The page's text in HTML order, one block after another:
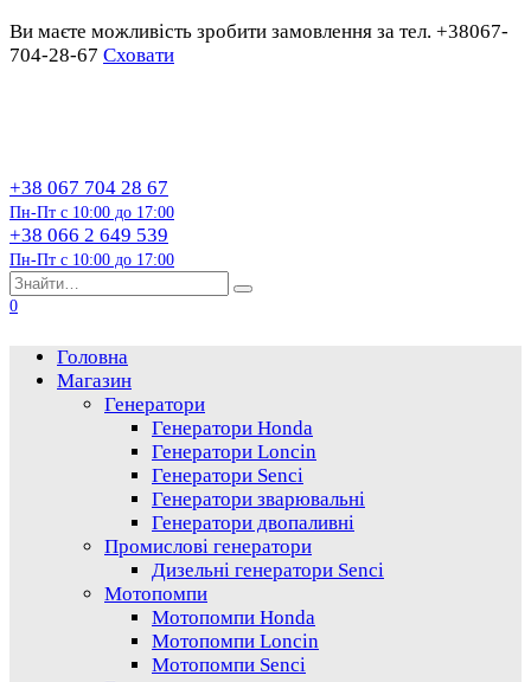
Ви маєте можливість зробити замовлення за тел. +38067-
704-28-67 Сховати
+38 067 704 28 67
Пн-Пт с 10:00 до 17:00
+38 066 2 649 539
Пн-Пт с 10:00 до 17:00
Пошук…
0
Головна
Магазин
Генератори
Генератори Honda
Генератори Loncin
Генератори Senci
Генератори зварювальні
Генератори двопаливні
Промислові генератори
Дизельні генератори Senci
Мотопомпи
Мотопомпи Honda
Мотопомпи Loncin
Мотопомпи Senci